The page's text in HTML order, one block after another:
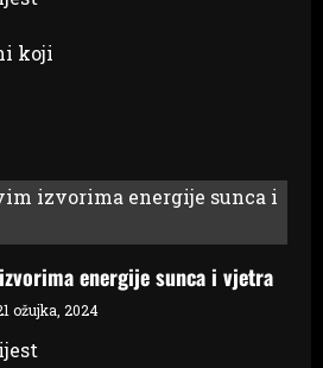
koji
energije sunca i vjetra
ožujka, 2024